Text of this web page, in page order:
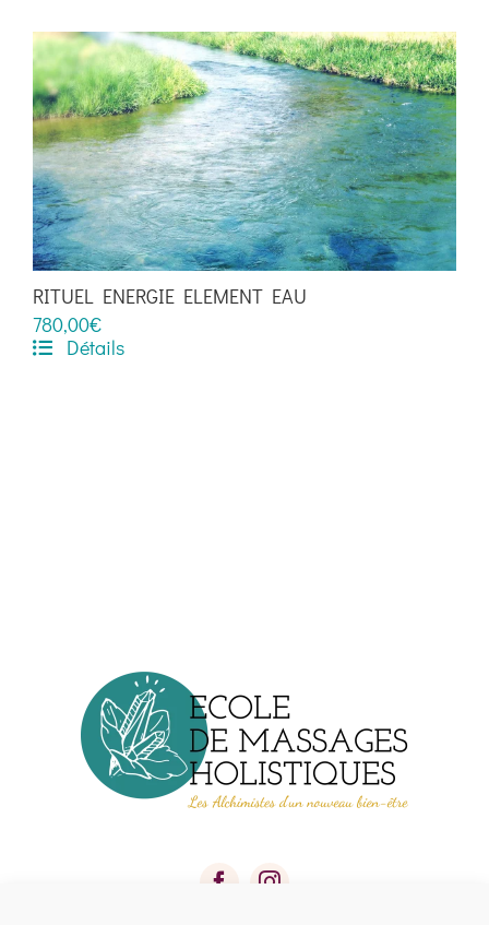
a
plusieurs
variations.
Les
options
peuvent
être
choisies
sur
la
page
du
RITUEL ENERGIE ELEMENT EAU
780,00€
Détails